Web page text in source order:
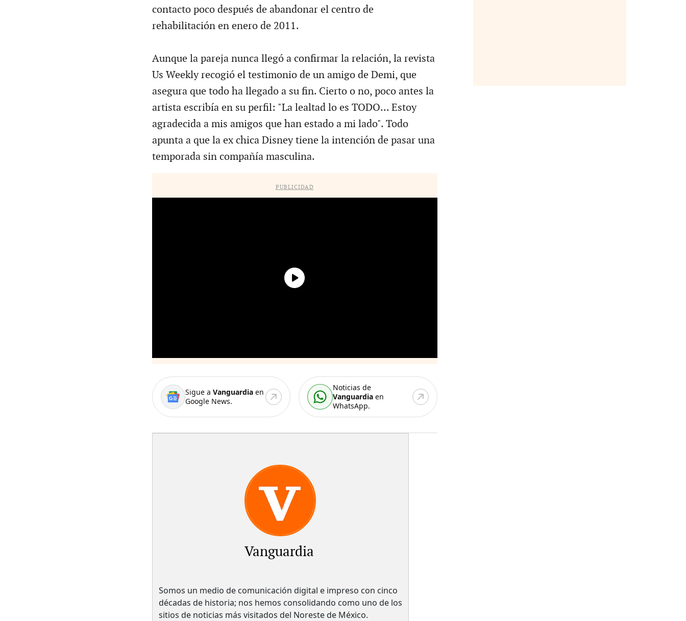
contacto poco después de abandonar el centro de
rehabilitación en enero de 2011.
Aunque la pareja nunca llegó a confirmar la relación, la revista
Us Weekly recogió el testimonio de un amigo de Demi, que
asegura que todo ha llegado a su fin. Cierto o no, poco antes la
artista escribía en su perfil: "La lealtad lo es TODO... Estoy
agradecida a mis amigos que han estado a mi lado". Todo
apunta a que la ex chica Disney tiene la intención de pasar una
temporada sin compañía masculina.
PUBLICIDAD
Sigue a Vanguardiaen
Google News.
Noticias de
Vanguardia en
WhatsApp.
Vanguardia
Somos un medio de comunicación digital e impreso con cinco
décadas de historia; nos hemos consolidando como uno de los
sitios de noticias más visitados del Noreste de México.